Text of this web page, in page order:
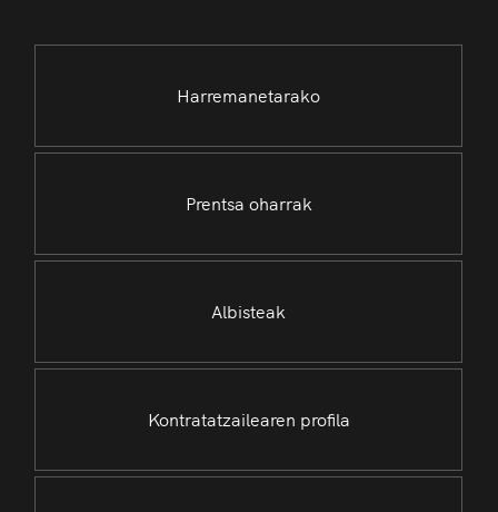
Harremanetarako
Prentsa oharrak
Albisteak
Kontratatzailearen profila